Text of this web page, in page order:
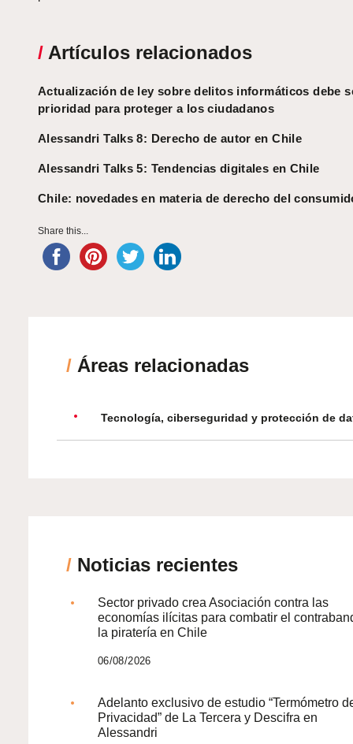
/ Artículos relacionados
Actualización de ley sobre delitos informáticos debe
prioridad para proteger a los ciudadanos
Alessandri Talks 8: Derecho de autor en Chile
Alessandri Talks 5: Tendencias digitales en Chile
Chile: novedades en materia de derecho del
Share this...
/ Áreas relacionadas
Tecnología, ciberseguridad y protección de
/ Noticias recientes
Sector privado crea Asociación contra las
economías ilícitas para combatir el
la piratería en Chile
06/08/2026
Adelanto exclusivo de estudio “Termómetro
Privacidad” de La Tercera y Descifra en
Alessandri